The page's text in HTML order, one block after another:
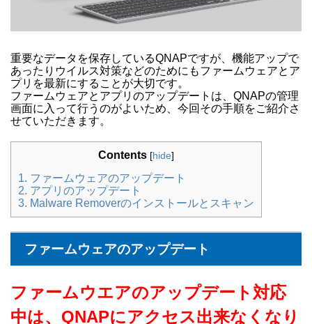
重要なデータを保存しているQNAPですが、機能アップで
あったりウイルス対策などのためにもファームウェアとア
プリを最新にすることが大切です。
ファームウェアとアプリのアップデートは、QNAPの管理
画面に入って行うのがよいため、今回その手順をご紹介さ
せていただきます。
Contents [hide]
1. ファームウェアのアップデート
2. アプリのアップデート
3. Malware Removerのインストールとスキャン
ファームウェアのアップデート
ファームウエアのアップデート対応
中は、QNAPにアクセス出来なくなり